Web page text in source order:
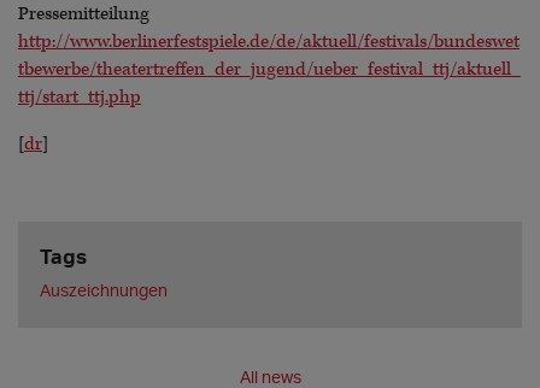
Pressemitteilung
http://www.berlinerfestspiele.de/de/aktuell/festivals/bundeswet
tbewerbe/theatertreffen_der_jugend/ueber_festival_ttj/aktuell_
ttj/start_ttj.php
[dr]
Tags
Auszeichnungen
All news